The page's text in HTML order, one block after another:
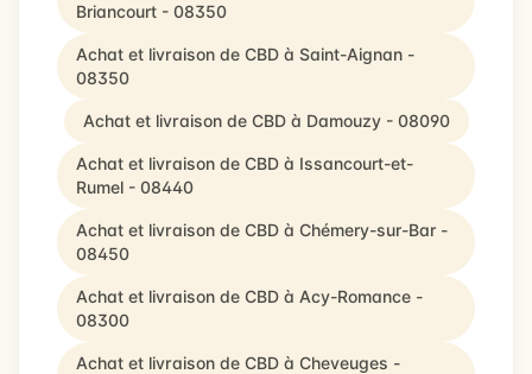
Briancourt - 08350
Achat et livraison de CBD à Saint-Aignan -
08350
Achat et livraison de CBD à Damouzy - 08090
Achat et livraison de CBD à Issancourt-et-
Rumel - 08440
Achat et livraison de CBD à Chémery-sur-Bar -
08450
Achat et livraison de CBD à Acy-Romance -
08300
Achat et livraison de CBD à Cheveuges -